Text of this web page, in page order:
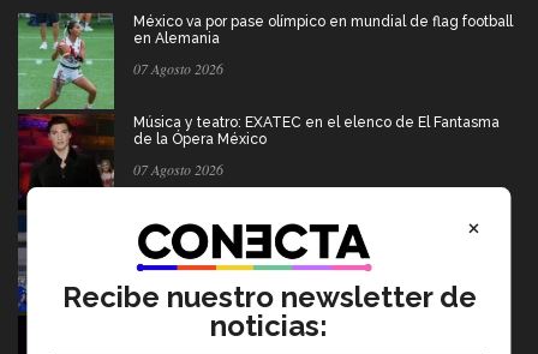
México va por pase olímpico en mundial de flag football
en Alemania
07 Agosto 2026
Música y teatro: EXATEC en el elenco de El Fantasma
de la Ópera México
07 Agosto 2026
Borregos CCM van por el campeonato en liga mayor de
americano
06 Agosto 2026
Del escenario de PrepaTec Qro al teatro musical en
Estados Unidos
×
Recibe nuestro newsletter de
noticias: